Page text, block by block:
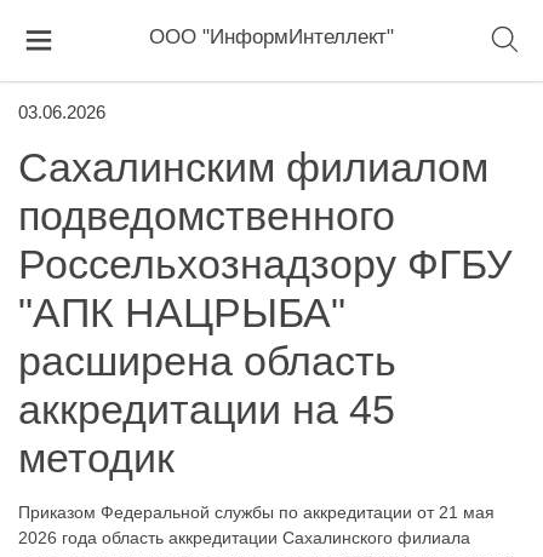
ООО "ИнформИнтеллект"
03.06.2026
Сахалинским филиалом
подведомственного
Россельхознадзору ФГБУ
"АПК НАЦРЫБА"
расширена область
аккредитации на 45
методик
Приказом Федеральной службы по аккредитации от 21 мая
2026 года область аккредитации Сахалинского филиала